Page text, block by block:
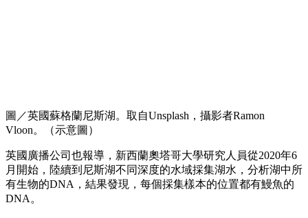
圖／英國蘇格蘭尼斯湖。取自Unsplash，攝影者Ramon
Vloon。（示意圖）
英國廣播公司也報導，新西蘭奧塔哥大學研究人員從2020年6
月開始，陸續到尼斯湖不同深度的水域採集湖水，分析湖中所
有生物的DNA，結果發現，每個採集樣本的位置都有鰻魚的
DNA 。